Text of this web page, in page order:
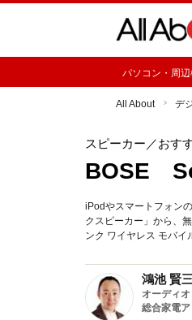
パソコン・周
All About デ
スピーカー ／おす
BOSE
iPodやスマートフォン
クスピーカー」から、
ンク ワイヤレス モバイ
鴻池 賢
オーディ
総合家電